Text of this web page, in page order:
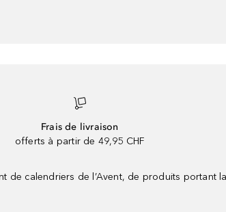
Frais de livraison
offerts à partir de 49,95 CHF
de calendriers de l’Avent, de produits